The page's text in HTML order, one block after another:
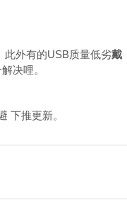
此外有的USB质量低劣戴
决哩。
下推更新。